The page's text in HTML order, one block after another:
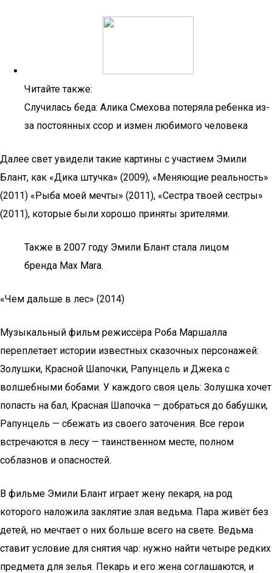
Читайте также:
Случилась беда: Алика Смехова потеряла ребенка из-
за постоянных ссор и измен любимого человека
Далее свет увидели такие картины с участием Эмили
Блант, как «Дика штучка» (2009), «Меняющие реальность»
(2011) «Рыба моей мечты» (2011), «Сестра твоей сестры»
(2011), которые были хорошо приняты зрителями.
Также в 2007 году Эмили Блант стала лицом
бренда Max Mara.
«Чем дальше в лес» (2014)
Музыкальный фильм режиссёра Роба Маршалла
переплетает истории известных сказочных персонажей:
Золушки, Красной Шапочки, Рапунцель и Джека с
волшебными бобами. У каждого своя цель: Золушка хочет
попасть на бал, Красная Шапочка — добраться до бабушки,
Рапунцель — сбежать из своего заточения. Все герои
встречаются в лесу — таинственном месте, полном
соблазнов и опасностей.
В фильме Эмили Блант играет жену пекаря, на род
которого наложила заклятие злая ведьма. Пара живёт без
детей, но мечтает о них больше всего на свете. Ведьма
ставит условие для снятия чар: нужно найти четыре редких
предмета для зелья. Пекарь и его жена соглашаются, и